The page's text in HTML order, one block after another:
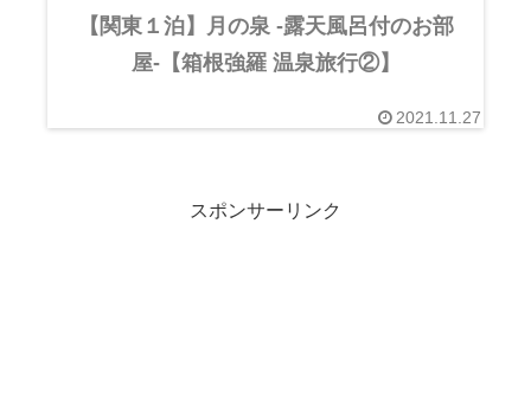
【関東１泊】月の泉 -露天風呂付のお部
屋-【箱根強羅 温泉旅行②】
2021.11.27
スポンサーリンク